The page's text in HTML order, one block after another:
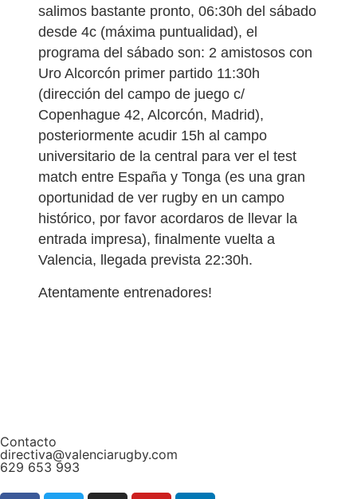
salimos bastante pronto, 06:30h del sábado
desde 4c (máxima puntualidad), el
programa del sábado son: 2 amistosos con
Uro Alcorcón primer partido 11:30h
(dirección del campo de juego c/
Copenhague 42, Alcorcón, Madrid),
posteriormente acudir 15h al campo
universitario de la central para ver el test
match entre España y Tonga (es una gran
oportunidad de ver rugby en un campo
histórico, por favor acordaros de llevar la
entrada impresa), finalmente vuelta a
Valencia, llegada prevista 22:30h.
Atentamente entrenadores!
Contacto
directiva@valenciarugby.com
629 653 993